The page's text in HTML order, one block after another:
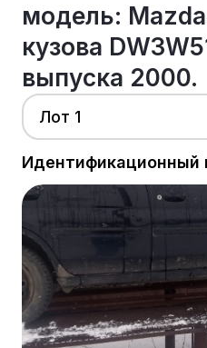
модель:
кузова
выпуска 2000.
Лот 1
Идентификационный